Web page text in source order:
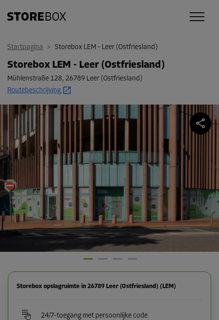
Startpagina > Storebox LEM - Leer (Ostfriesland)
Storebox LEM - Leer (Ostfriesland)
Mühlenstraße 128, 26789 Leer (Ostfriesland)
Routebeschrijving
Storebox opslagruimte in 26789 Leer (Ostfriesland) (LEM)
24/7-toegang met persoonlijke code